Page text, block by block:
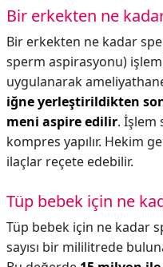
Bir erkekten ne
Bir erkekten ne kadar
sperm aspirasyonu)
uygulanarak
iğne yerleştirildikten
meni aspire edilir. İşlem
kompres yapılır. Hekim
ilaçlar reçete edebilir.
Tüp bebek için ne
Tüp bebek için ne kadar
sayısı bir mililitrede